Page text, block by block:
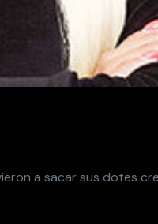
a sacar sus dotes